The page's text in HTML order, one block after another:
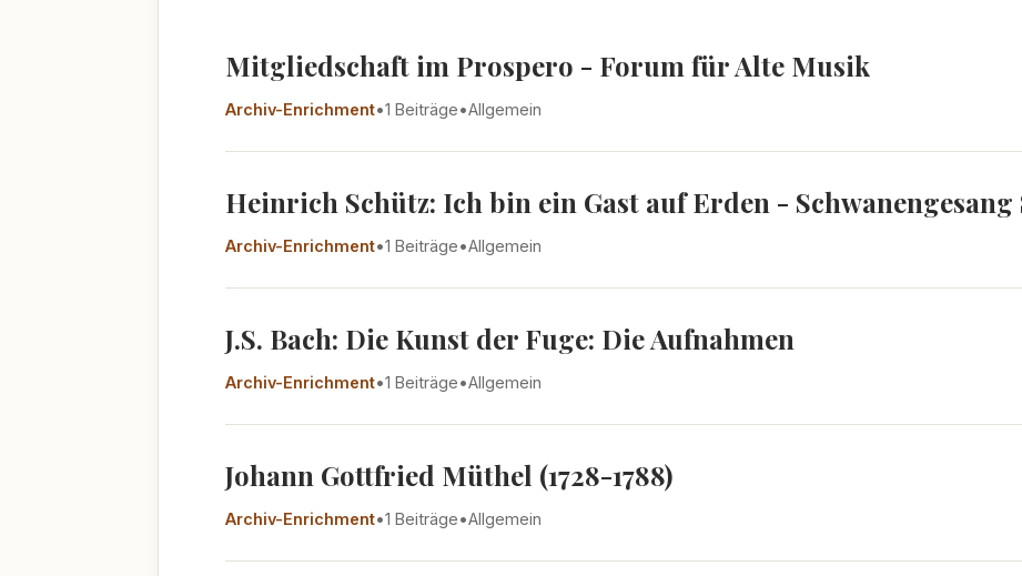
Mitgliedschaft im Prospero - Forum für Alte Musik
Archiv-Enrichment•1 Beiträge•Allgemein
Heinrich Schütz: Ich bin ein Gast auf Erden - Schwanengesang
Archiv-Enrichment•1 Beiträge•Allgemein
J.S. Bach: Die Kunst der Fuge: Die Aufnahmen
Archiv-Enrichment•1 Beiträge•Allgemein
Johann Gottfried Müthel (1728-1788)
Archiv-Enrichment•1 Beiträge•Allgemein